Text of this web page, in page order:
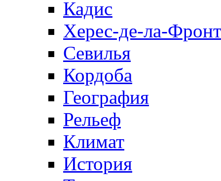
Кадис
Херес-де-ла-
Севилья
Кордоба
География
Рельеф
Климат
История